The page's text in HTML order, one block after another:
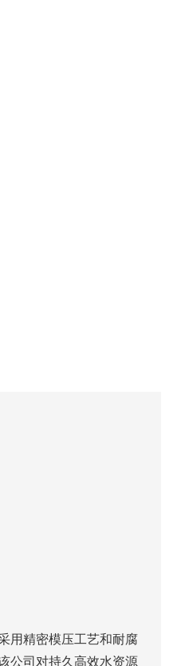
用精密模压工艺和耐腐
公司对持久高效水资源